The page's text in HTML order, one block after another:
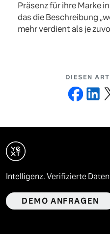
Präsenz für ihre Marke
das die Beschreibung
mehr verdient als je
DIESEN
Intelligenz. Verifizierte
DEMO ANFRAGEN